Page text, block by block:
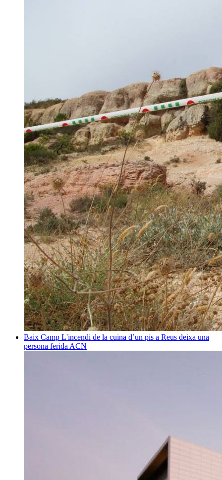
Baix Camp L'incendi de la cuina d’un pis a Reus deixa una
persona ferida ACN